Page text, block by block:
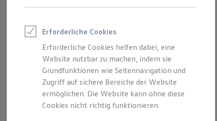
Elektromobilität bei Gebrauchtwagen
Saisonangebote
Reifenpakete
Leasing
Leasing-Angebote
Gebrauchtwagen Leasing
Junge Gebrauchtwagen-Leasing
Elektroauto Leasing
Kleinwagen-Leasing
Das optional erhältliche Sportpaket mit
Progressivlenkung
Sportfahrwerk erhöht die Fahrdynamik und bietet
Ihnen besonders auf kurvigen Strecken ein noch direkteres
Das optionaleSportpaket „Plus“ergänzt das Sportpaket
Erforderliche Cookies
Erforderliche Cookies helfen dabei, eine
Website nutzbar zu machen, indem sie
Grundfunktionen wie Seitennavigation und
Zugriff auf sichere Bereiche der Website
ermöglichen. Die Website kann ohne diese
Cookies nicht richtig funktionieren.